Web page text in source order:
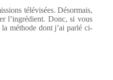
télévisées. Désormais,
l’ingrédient. Donc, si vous
méthode dont j’ai parlé ci-